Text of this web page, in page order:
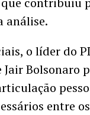
análise.
o líder do
Bolsonaro
entre